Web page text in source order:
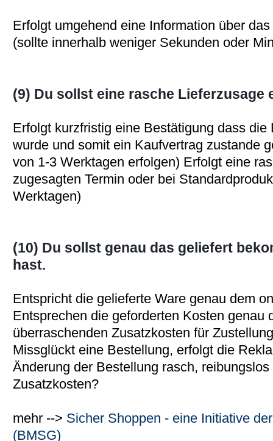
Erfolgt umgehend eine Information über
(sollte innerhalb weniger Sekunden oder
(9) Du sollst eine rasche Lieferzusage
Erfolgt kurzfristig eine Bestätigung dass die
wurde und somit ein Kaufvertrag zustande
von 1-3 Werktagen erfolgen) Erfolgt eine
zugesagten Termin oder bei
Werktagen)
(10) Du sollst genau das geliefert
hast.
Entspricht die gelieferte Ware genau dem
Entsprechen die geforderten Kosten genau
überraschenden Zusatzkosten für
Missglückt eine Bestellung, erfolgt die
Änderung der Bestellung rasch,
Zusatzkosten?
mehr --> Sicher Shoppen - eine Initiative
(BMSG)